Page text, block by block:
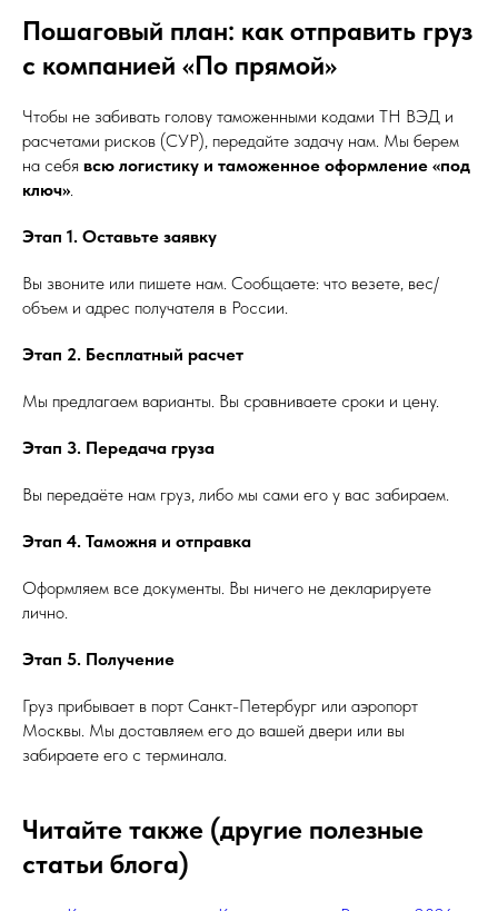
Пошаговый план: как отправить груз
с компанией «По прямой»
Чтобы не забивать голову таможенными кодами ТН ВЭД и
расчетами рисков (СУР), передайте задачу нам. Мы берем
на себя всю логистику и таможенное оформление «под
ключ».
Этап 1. Оставьте заявку
Вы звоните или пишете нам. Сообщаете: что везете, вес/
объем и адрес получателя в России.
Этап 2. Бесплатный расчет
Мы предлагаем варианты. Вы сравниваете сроки и цену.
Этап 3. Передача груза
Вы передаёте нам груз, либо мы сами его у вас забираем.
Этап 4. Таможня и отправка
Оформляем все документы. Вы ничего не декларируете
лично.
Этап 5. Получение
Груз прибывает в порт Санкт-Петербург или аэропорт
Москвы. Мы доставляем его до вашей двери или вы
забираете его с терминала.
Читайте также (другие полезные
статьи блога)